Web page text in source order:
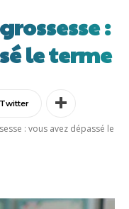
:
le terme
Twitter
: vous avez dépassé le